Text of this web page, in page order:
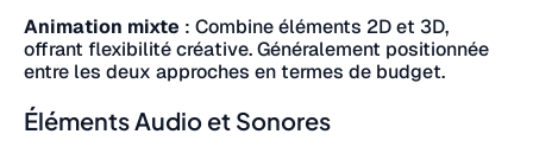
Animation mixte : Combine éléments 2D et 3D,
offrant flexibilité créative. Généralement positionnée
entre les deux approches en termes de budget.
Éléments Audio et Sonores